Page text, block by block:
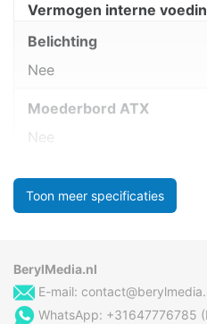
Vermogen interne
Belichting
Nee
Moederbord ATX
Nee
Toon meer specificaties
BerylMedia.nl
E-mail:
WhatsApp: +31647776785